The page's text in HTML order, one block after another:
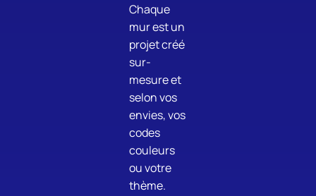
Chaque
mur est un
projet créé
sur-
mesure et
selon vos
envies, vos
codes
couleurs
ou votre
thème.